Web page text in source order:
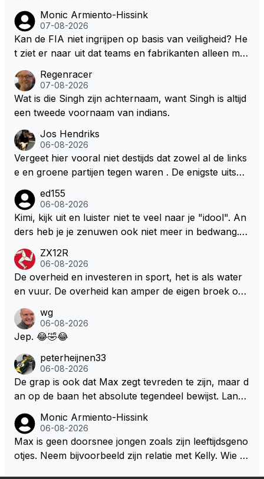
deel. Oh ja, welke? Het enige dat concreet is, is de m
edewerking van Pirelli. In mijn ogen wordt het daard
oor lastig om de juiste context te bepalen. Maar welli
Monic Armiento-Hissink
07-08-2026
Kan de FIA niet ingrijpen op basis van veiligheid? He
t ziet er naar uit dat teams en fabrikanten alleen ma
hun coureurs op de laatste plaats komt. Eigenlijk he
bben coureurs maar weinig te vertellen over hun ve
iligheid, er wordt toch niet naar ze geluisterd.
Regenracer
07-08-2026
Wat is die Singh zijn achternaam, want Singh is altijd
een tweede voornaam van indians.
Jos Hendriks
06-08-2026
Vergeet hier vooral niet destijds dat zowel al de links
e en groene partijen tegen waren . De enigste uitspr
over dan kunnen ze hun eigen uitlaat gassen inade
men maar niet wetende was dat de F1 motor schone
r is dan een normale auto. Dus denk echt niet dat de
ters zullen steunen laat staan om een euro in het cir
cuit Zandvoort te steken
ed155
06-08-2026
Kimi, kijk uit en luister niet te veel naar je "idool". An
ders heb je je zenuwen ook niet meer in bedwang. Zi
Marquez/Jos ? Veel gezelliger
ZX12R
06-08-2026
De overheid en investeren in sport, het is als water
en vuur. De overheid kan amper de eigen broek oph
s. Je kunt de Staat het best vergelijken met de sherif
f van Nottinghem (Robin Hood) welk achter de bom
m/haar van zijn laatste zuurverdiende stuiver te ber
oven. De Staat heeft nooit ooit maar een stuiver in Z
andvoort willen investeren en dat zal ook nooit gebe
uren. Afdragen van BTW gelden en vergunningen bi
j dergelijke sportievefestiviteiten MOET je dan weer
wel afstaan, de parasiet.
wg
06-08-2026
Jep. 😂🤣😂
peterheijnen33
06-08-2026
De grap is ook dat Max zegt tevreden te zijn, maar d
an op de baan het absolute tegendeel bewijst. Lando
dan eigenlijk niet echt zien. ;)
Monic Armiento-Hissink
06-08-2026
Max is geen doorsnee jongen zoals zijn leeftijdsgeno
otjes. Neem bijvoorbeeld zijn relatie met Kelly. Wie g